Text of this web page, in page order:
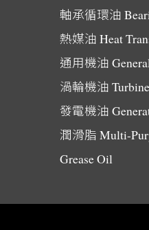
軸承循環油
熱媒油 Heat
通用機油
渦輪機油
發電機油
潤滑脂 Multi-
Grease Oil